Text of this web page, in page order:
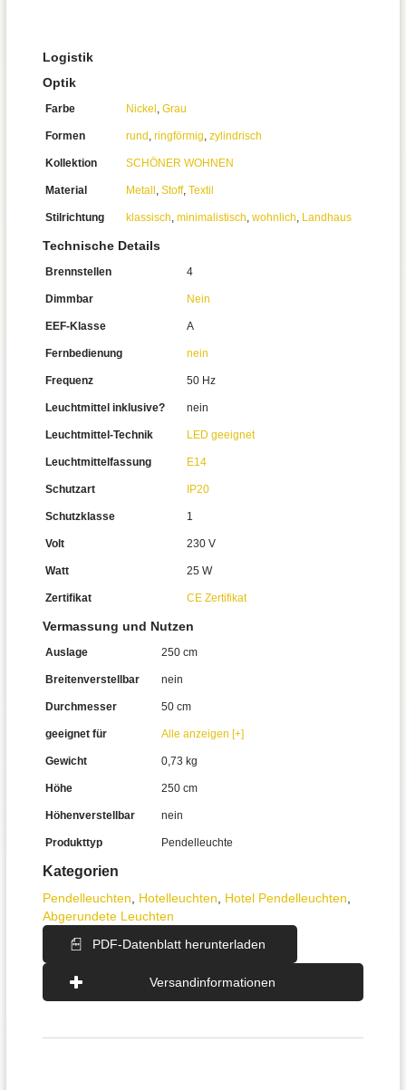
Kategorien
Pendel­leuchten Hotelleuchten Hotel Pendelleuchten
Abgerundete Leuchten
PDF-Datenblatt herunterladen
Versandinformationen
Logistik
Optik
Farbe Nickel , Grau
Formen rund , ringförmig, zylindrisch
Kollektion SCHÖNER WOHNEN
Material Metall , Stoff, Textil
Stilrichtung klassisch, minimalistisch, wohnlich, Landhaus
Technische Details
Brennstellen 4
Dimmbar Nein
EEF-Klasse A
Fernbedienung nein
Frequenz 50 Hz
Leuchtmittel inklusive? nein
Leuchtmittel-Technik LED geeignet
Leuchtmittelfassung E14
Schutzart IP20
Schutzklasse 1
Volt 230 V
Watt 25 W
Zertifikat CE Zertifikat
Vermassung und Nutzen
Auslage 250 cm
Breitenverstellbar nein
Durchmesser 50 cm
geeignet für Alle anzeigen [+]
Gewicht 0,73 kg
Höhe 250 cm
Höhenverstellbar nein
Produkttyp Pendelleuchte